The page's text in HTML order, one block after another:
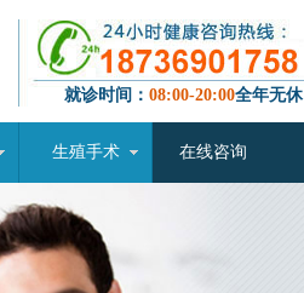
就诊时间： 08:00-20:00全年无休
生殖手术 在线咨询